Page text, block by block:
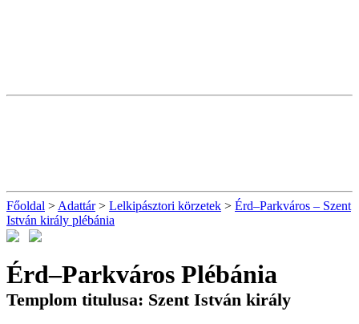
Főoldal > Adattár> Lelkipásztori körzetek > Érd–Parkváros – Szent
István király plébánia
Érd–Parkváros Plébánia
Templom titulusa: Szent István király